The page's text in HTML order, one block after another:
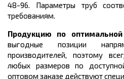
48-96. Параметры труб
требованиям.
Продукцию по
выгодные позиции
производителей, поэтому
любых размеров по
оптовом заказе действуют